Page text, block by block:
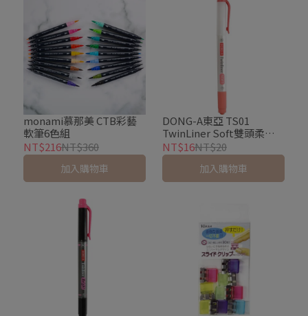
monami慕那美 CTB彩藝
軟筆6色組
NT$216NT$360
加入購物車
DONG-A東亞 TS01
TwinLiner Soft雙頭柔色
螢光筆
NT$16NT$20
加入購物車